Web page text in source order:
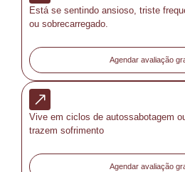
Está se sentindo ansioso, triste
ou sobrecarregado.
Agendar avaliação
Vive em ciclos de autossabotagem
trazem sofrimento
Agendar avaliação